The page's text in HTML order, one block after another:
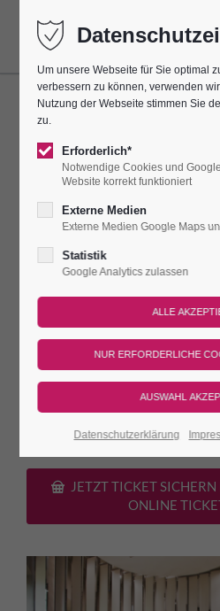
Um unsere Webseite für Sie optimal
verbessern zu können, verwenden
Nutzung der Webseite stimmen Sie
zu.
Erforderlich*
Notwendige Cookies und
Website korrekt funktioniert
Externe Medien
Externe Medien Google Maps
Statistik
Google Analytics zulassen
Datenschutzerklärung
ORGELSPIEL
Dieser Termin wiederholt sich alle
und findet das nächste Mal am
IMMER SONNTAGS
STEINMEYER-ORGEL
Immer sonntags erklingt die
halbe Stunde für unsere
Porzellan-Kirche. Organisten der
Dauer Preis
Kirche
ca. 30
Min.
JETZT TICKET
ONLINE